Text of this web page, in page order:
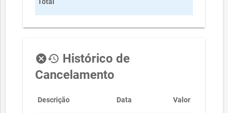
cancelhistory Histórico de
Cancelamento
Descrição Data Valor